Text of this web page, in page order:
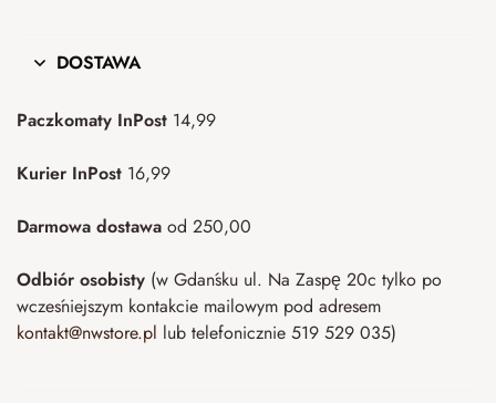
DOSTAWA
Paczkomaty InPost 14,99
Kurier InPost 16,99
Darmowa dostawa od 250,00
Odbiór osobisty (w Gdańsku ul. Na Zaspę 20c tylko po
wcześniejszym kontakcie mailowym pod adresem
kontakt@nwstore.pl lub telefonicznie 519 529 035)